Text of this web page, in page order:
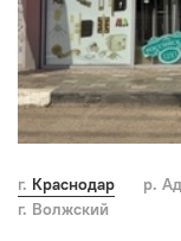
г. Краснодар р.
г. Волжский